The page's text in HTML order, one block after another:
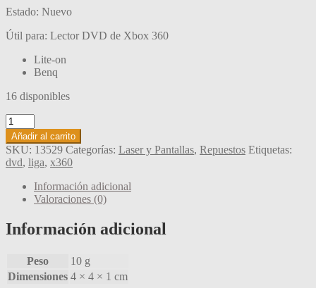
Estado: Nuevo
Útil para: Lector DVD de Xbox 360
Lite-on
Benq
16 disponibles
Liga
para
Lector
DVD
XBox
cantidad
Añadir al carrito
SKU: 13529 Categorías: Laser y Pantallas, Repuestos Etiquetas:
dvd, liga, x360
Información adicional
Valoraciones (0)
Información adicional
Peso
10 g
Dimensiones 4 × 4 × 1 cm